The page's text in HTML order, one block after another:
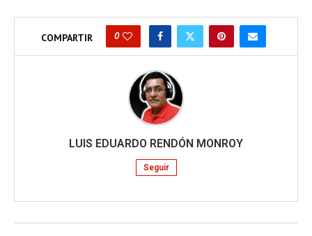
COMPARTIR 0
LUIS EDUARDO RENDÓN MONROY
Seguir